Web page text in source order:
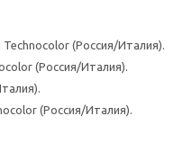
(Россия/Италия).
(Россия/Италия).
(Россия/Италия).